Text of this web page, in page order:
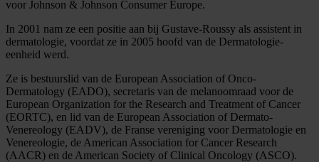
voor Johnson & Johnson Consumer Europe.
In 2001 nam ze een positie aan bij Gustave-Roussy als assistent in
dermatologie, voordat ze in 2005 hoofd van de Dermatologie-
eenheid werd.
Ze is bestuurslid van de European Association of Onco-
Dermatology (EADO), secretaris van de melanoomraad voor de
European Organization for the Research and Treatment of Cancer
(EORTC), en lid van de European Association of Dermato-
Venereology (EADV), de Franse vereniging voor Dermatologie en
Venereologie, de American Association for Cancer Research
(AACR) en de American Society of Clinical Oncology (ASCO).